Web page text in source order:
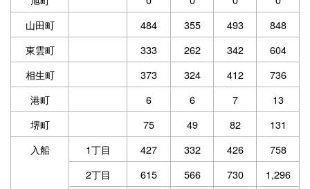
山田町
484 355 493
848
東雲町
333 262 342
604
相生町
373 324 412
736
港町
6 6 7
13
堺町
75 49 82
131
入船
1丁目 427 332 426
758
2丁目
615 566 730
1,296